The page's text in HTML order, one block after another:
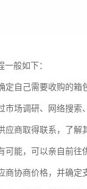
般如下：
定自己需要收购的箱
市场调研、网络搜索
应商取得联系，了解
可能，可以亲自前往
商协商价格，并确定